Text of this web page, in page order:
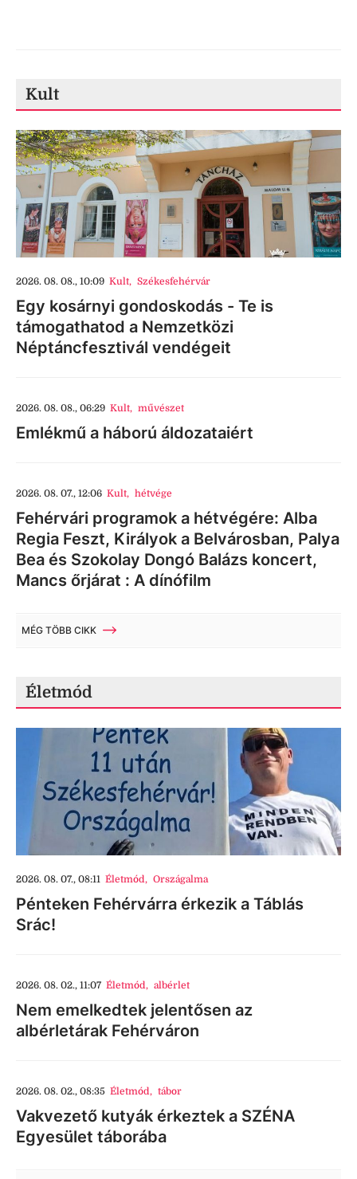
Kult
2026. 08. 08., 10:09 Kult, Székesfehérvár
Egy kosárnyi gondoskodás - Te is
támogathatod a Nemzetközi
Néptáncfesztivál vendégeit
2026. 08. 08., 06:29 Kult, művészet
Emlékmű a háború áldozataiért
2026. 08. 07., 12:06 Kult, hétvége
Fehérvári programok a hétvégére: Alba
Regia Feszt, Királyok a Belvárosban, Palya
Bea és Szokolay Dongó Balázs koncert,
Mancs őrjárat : A dínófilm
MÉG TÖBB CIKK
Életmód
2026. 08. 07., 08:11 Életmód, Országalma
Pénteken Fehérvárra érkezik a Táblás
Srác!
2026. 08. 02., 11:07 Életmód, albérlet
Nem emelkedtek jelentősen az
albérletárak Fehérváron
2026. 08. 02., 08:35 Életmód, tábor
Vakvezető kutyák érkeztek a SZÉNA
Egyesület táborába